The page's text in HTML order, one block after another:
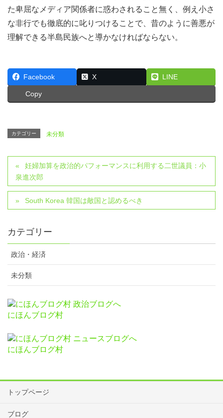
た卑屈なメディア関係者に惑わされること無く、例え小さ
な非行でも徹底的に叱りつけることで、昔のように善悪が
理解できる半島民族へと導かなければならない。
Facebook X LINE
Copy
カテゴリー 未分類
妊婦加算を政治的パフォーマンスに利用する二世議員：小
泉進次郎
South Korea 韓国は敵国と認めるべき
カテゴリー
政治・経済
未分類
にほんブログ村
にほんブログ村
トップページ
ブログ